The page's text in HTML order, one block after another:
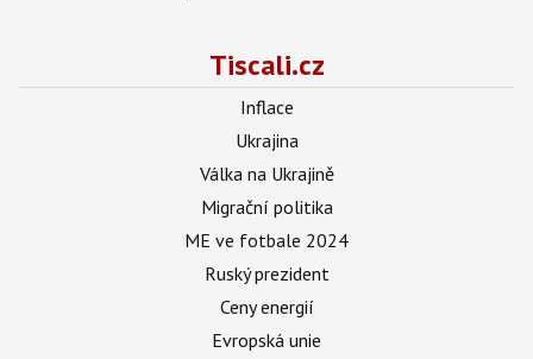
Tiscali.cz
Inflace
Ukrajina
Válka na Ukrajině
Migrační politika
ME ve fotbale 2024
Ruský prezident
Ceny energií
Evropská unie